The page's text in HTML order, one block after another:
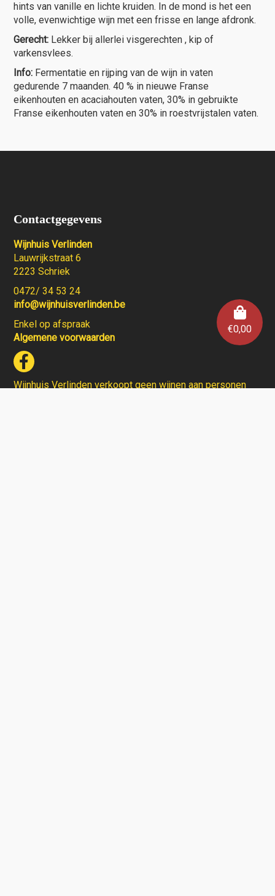
€0,00
hints van vanille en lichte kruiden. In de mond is het een
volle, evenwichtige wijn met een frisse en lange afdronk.
Gerecht: Lekker bij allerlei visgerechten , kip of
varkensvlees.
Info: Fermentatie en rijping van de wijn in vaten
gedurende 7 maanden. 40 % in nieuwe Franse
eikenhouten en acaciahouten vaten, 30% in gebruikte
Franse eikenhouten vaten en 30% in roestvrijstalen vaten.
Contactgegevens
Wijnhuis Verlinden
Lauwrijkstraat 6
2223 Schriek
0472/ 34 53 24
info@wijnhuisverlinden.be
Enkel op afspraak
Algemene voorwaarden
Wijnhuis Verlinden verkoopt geen wijnen aan personen